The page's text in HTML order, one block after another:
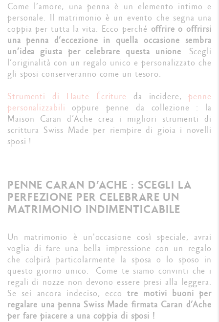
Come l’amore, una penna è un elemento intimo e
personale. Il matrimonio è un evento che segna una
coppia per tutta la vita. Ecco perché offrire o offrirsi
una penna d’eccezione in quella occasione sembra
un’idea giusta per celebrare questa unione. Scegli
l’originalità con un regalo unico e personalizzato che
gli sposi conserveranno come un tesoro.
Strumenti di Haute Écriture da incidere,penne
personalizzabili oppure penne da collezione : la
Maison Caran d’Ache crea i migliori strumenti di
scrittura Swiss Made per riempire di gioia i novelli
sposi !
PENNE CARAN D’ACHE : SCEGLI LA
PERFEZIONE PER CELEBRARE UN
MATRIMONIO INDIMENTICABILE
Un matrimonio è un'occasione così speciale, avrai
voglia di fare una bella impressione con un regalo
che colpirà particolarmente la sposa o lo sposo in
questo giorno unico. Come te siamo convinti che i
regali di nozze non devono essere presi alla leggera.
Se sei ancora indeciso, eccotre motivi buoni per
regalare una penna Swiss Made firmata Caran d’Ache
per fare piacere a una coppia di sposi !